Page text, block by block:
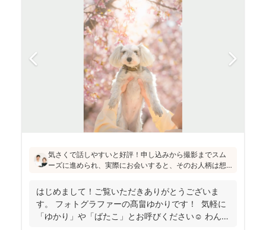
気さくで話しやすいと好評！申し込みから撮影までスム
ーズに進められ、実際にお会いすると、そのお人柄は想
フォトの研修をしっかり受講され、ウェディング業界経
験もあり、赤ちゃんから大人まで安心してお写りいただ
けます♪
はじめまして！ご覧いただきありがとうございま
す。 フォトグラファーの髙畠ゆかりです！ 気軽に
「ゆかり」や「ばたこ」とお呼びください☺︎ わんぱ